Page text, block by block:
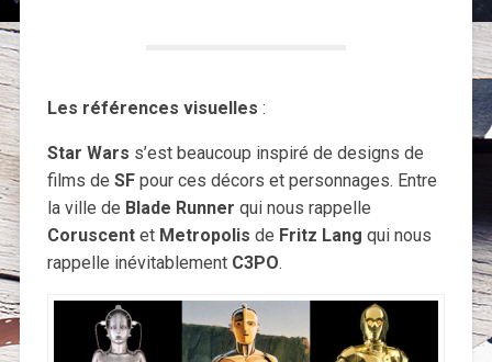
Les références visuelles :
Star Wars s’est beaucoup inspiré de designs de
films de SFpour ces décors et personnages. Entre
la ville de Blade Runner qui nous rappelle
Coruscentet Metropolis de Fritz Lang qui nous
rappelle inévitablement C3PO.